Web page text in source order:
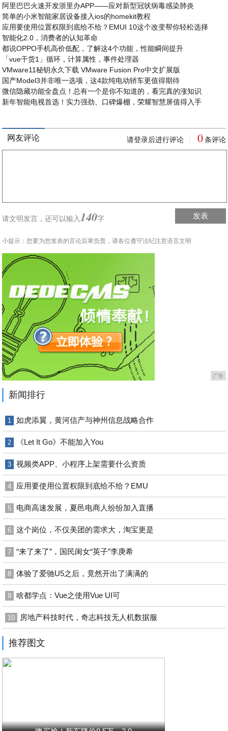
阿里巴巴火速开发浙里办APP——应对新型冠状病毒感染肺炎
简单的小米智能家居设备接入ios的homekit教程
应用要使用位置权限到底给不给？EMUI 10这个改变帮你轻松选择
智能化2.0，消费者的认知革命
都说OPPO手机高价低配，了解这4个功能，性能瞬间提升
「vue干货1」循环，计算属性，事件处理器
VMware11秘钥永久下载 VMware Fusion Pro中文扩展版
国产Model3并非唯一选项，这4款纯电动轿车更值得期待
微信隐藏功能全盘点！总有一个是你不知道的，看完真的涨知识
新年智能电视首选！实力强劲、口碑爆棚，荣耀智慧屏值得入手
网友评论 请登录后进行评论 0 条评论
请文明发言，还可以输入 140字 发表
小提示：您要为您发表的言论后果负责，请各位遵守法纪注意语言文明
广告
新闻排行
1 如虎添翼，黄河信产与神州信息战略合作
2 《Let It Go》不能加入You
3 视频类APP、小程序上架需要什么资质
4 应用要使用位置权限到底给不给？EMU
5 电商高速发展，夏邑电商人纷纷加入直播
6 这个岗位，不仅美团的需求大，淘宝更是
7 “来了来了”，国民闺女“英子”李庚希
8 体验了爱驰U5之后，竟然开出了满满的
9 啥都学点：Vue之使用Vue UI可
10 房地产科技时代，奇志科技无人机数据服
推荐图文